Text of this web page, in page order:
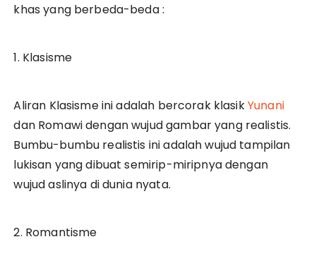
khas yang berbeda-beda :
1. Klasisme
Aliran Klasisme ini adalah bercorak klasikYunani
dan Romawi dengan wujud gambar yang realistis.
Bumbu-bumbu realistis ini adalah wujud tampilan
lukisan yang dibuat semirip-miripnya dengan
wujud aslinya di dunia nyata.
2. Romantisme